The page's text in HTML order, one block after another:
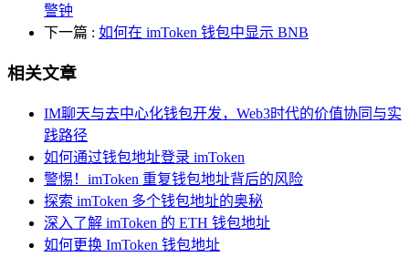
警钟
下一篇 : 如何在 imToken 钱包中显示 BNB
相关文章
IM聊天与去中心化钱包开发，Web3时代的价值协同与实
践路径
如何通过钱包地址登录 imToken
警惕！imToken 重复钱包地址背后的风险
探索 imToken 多个钱包地址的奥秘
深入了解 imToken 的 ETH 钱包地址
如何更换 ImToken 钱包地址